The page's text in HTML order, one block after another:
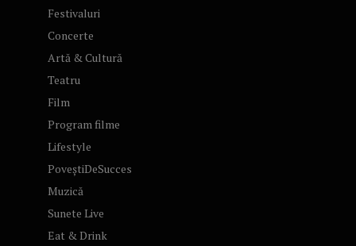
Festivaluri
Concerte
Artă & Cultură
Teatru
Film
Program filme
Lifestyle
PoveștiDeSucces
Muzică
Sunete Live
Eat & Drink